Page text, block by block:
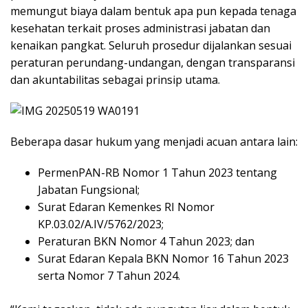
memungut biaya dalam bentuk apa pun kepada tenaga
kesehatan terkait proses administrasi jabatan dan
kenaikan pangkat. Seluruh prosedur dijalankan sesuai
peraturan perundang-undangan, dengan transparansi
dan akuntabilitas sebagai prinsip utama.
Beberapa dasar hukum yang menjadi acuan antara lain:
PermenPAN-RB Nomor 1 Tahun 2023 tentang
Jabatan Fungsional;
Surat Edaran Kemenkes RI Nomor
KP.03.02/A.IV/5762/2023;
Peraturan BKN Nomor 4 Tahun 2023; dan
Surat Edaran Kepala BKN Nomor 16 Tahun 2023
serta Nomor 7 Tahun 2024.